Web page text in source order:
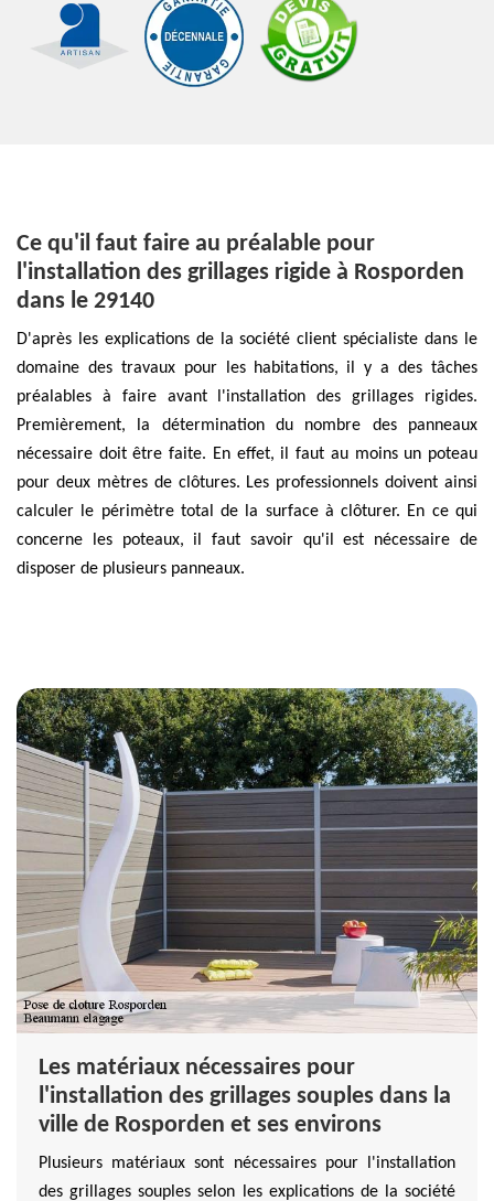
Ce qu'il faut faire au préalable pour
l'installation des grillages rigide à Rosporden
dans le 29140
D'après les explications de la société client spécialiste dans le
domaine des travaux pour les habitations, il y a des tâches
préalables à faire avant l'installation des grillages rigides.
Premièrement, la détermination du nombre des panneaux
nécessaire doit être faite. En effet, il faut au moins un poteau
pour deux mètres de clôtures. Les professionnels doivent ainsi
calculer le périmètre total de la surface à clôturer. En ce qui
concerne les poteaux, il faut savoir qu'il est nécessaire de
disposer de plusieurs panneaux.
Les matériaux nécessaires pour
l'installation des grillages souples dans la
ville de Rosporden et ses environs
Plusieurs matériaux sont nécessaires pour l'installation
des grillages souples selon les explications de la société